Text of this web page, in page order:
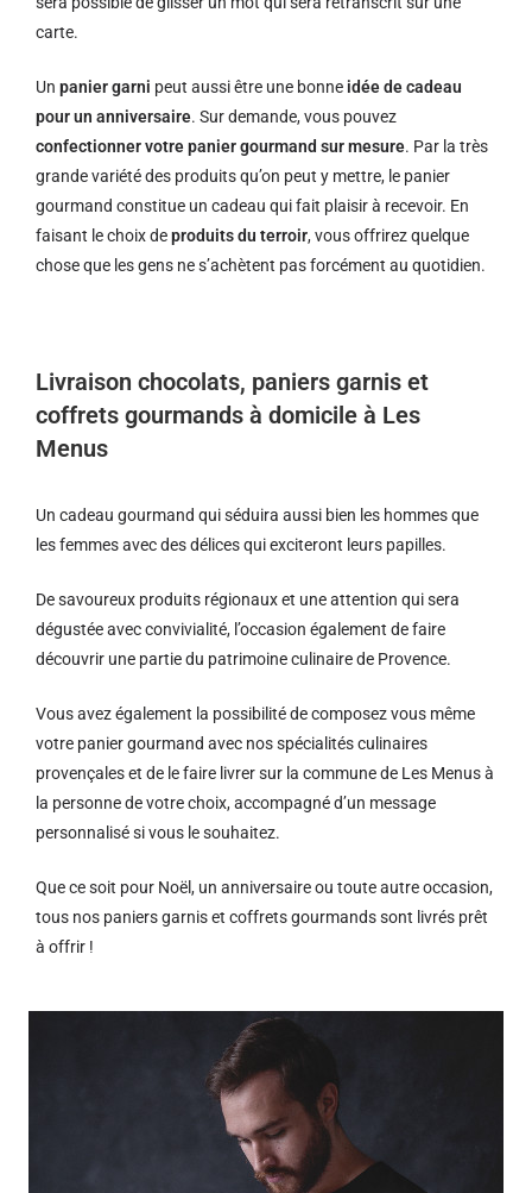
carte.
Un panier garni peut aussi être une bonne idée de cadeau
pour un anniversaire. Sur demande, vous pouvez
confectionner votre panier gourmand sur mesure. Par la très
grande variété des produits qu’on peut y mettre, le panier
gourmand constitue un cadeau qui fait plaisir à recevoir. En
faisant le choix deproduits du terroir, vous offrirez quelque
chose que les gens ne s’achètent pas forcément au quotidien.
Livraison chocolats, paniers garnis et
coffrets gourmands à domicile à Les
Menus
Un cadeau gourmand qui séduira aussi bien les hommes que
les femmes avec des délices qui exciteront leurs papilles.
De savoureux produits régionaux et une attention qui sera
dégustée avec convivialité, l’occasion également de faire
découvrir une partie du patrimoine culinaire de Provence.
Vous avez également la possibilité de composez vous même
votre panier gourmand avec nos spécialités culinaires
provençales et de le faire livrer sur la commune de Les Menus à
la personne de votre choix, accompagné d’un message
personnalisé si vous le souhaitez.
Que ce soit pour Noël, un anniversaire ou toute autre occasion,
tous nos paniers garnis et coffrets gourmands sont livrés prêt
à offrir !